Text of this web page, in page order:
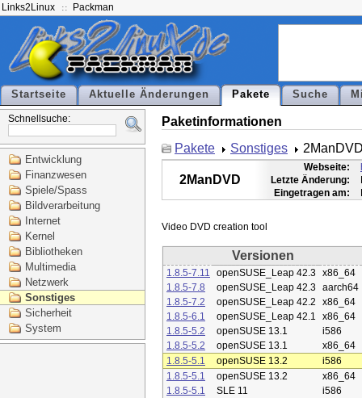
Links2Linux Packman
Startseite Aktuelle Änderungen Pakete Suche
Schnellsuche:
Entwicklung
Finanzwesen
Spiele/Spass
Bildverarbeitung
Internet
Kernel
Bibliotheken
Multimedia
Netzwerk
Sonstiges
Sicherheit
System
Paketinformationen
Pakete
Sonstiges
2ManDVD
Webseite:
Letzte Änderung:
Eingetragen am:
Versionen
1.8.5-7.11 openSUSE_Leap 42.3 x86_64
1.8.5-7.8
openSUSE_Leap 42.3 aarch64
1.8.5-7.2
openSUSE_Leap 42.2
x86_64
1.8.5-6.1
openSUSE_Leap 42.1
x86_64
1.8.5-5.2
openSUSE 13.1
i586
1.8.5-5.2
openSUSE 13.1
x86_64
1.8.5-5.1
openSUSE 13.2
i586
1.8.5-5.1
openSUSE 13.2
x86_64
1.8.5-5.1
SLE 11
i586